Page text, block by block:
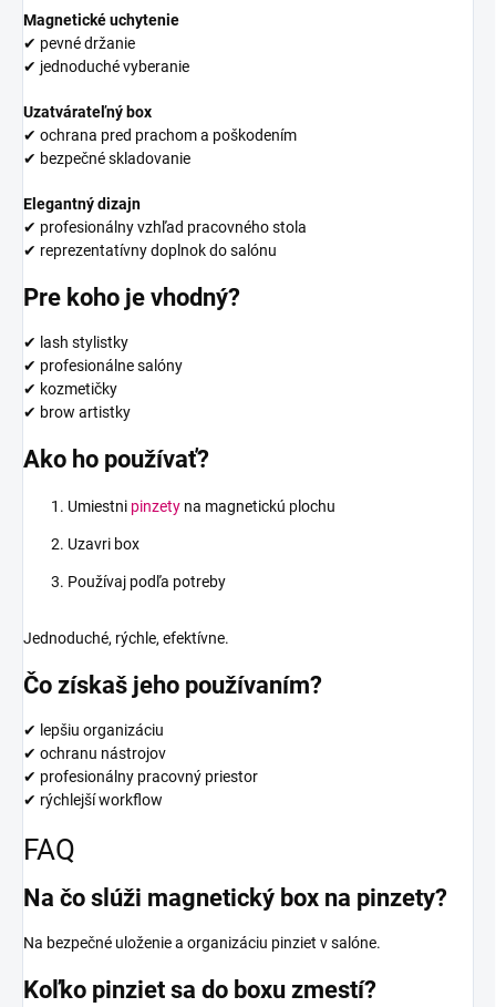
Magnetické uchytenie
✔ pevné držanie
✔ jednoduché vyberanie
Uzatvárateľný box
✔ ochrana pred prachom a poškodením
✔ bezpečné skladovanie
Elegantný dizajn
✔ profesionálny vzhľad pracovného stola
✔ reprezentatívny doplnok do salónu
Pre koho je vhodný?
✔ lash stylistky
✔ profesionálne salóny
✔ kozmetičky
✔ brow artistky
Ako ho používať?
Umiestni pinzety na magnetickú plochu
Uzavri box
Používaj podľa potreby
Jednoduché, rýchle, efektívne.
Čo získaš jeho používaním?
✔ lepšiu organizáciu
✔ ochranu nástrojov
✔ profesionálny pracovný priestor
✔ rýchlejší workflow
FAQ
Na čo slúži magnetický box na pinzety?
Na bezpečné uloženie a organizáciu pinziet v salóne.
Koľko pinziet sa do boxu zmestí?